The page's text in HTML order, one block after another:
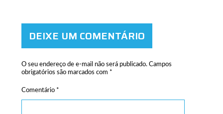
DEIXE UM COMENTÁRIO
O seu endereço de e-mail não será publicado. Campos
obrigatórios são marcados com *
Comentário *